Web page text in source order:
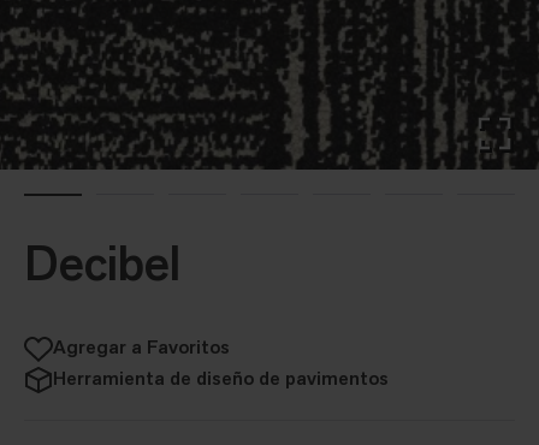
Decibel
Agregar a Favoritos
Herramienta de diseño de pavimentos